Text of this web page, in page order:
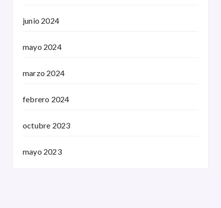
junio 2024
mayo 2024
marzo 2024
febrero 2024
octubre 2023
mayo 2023